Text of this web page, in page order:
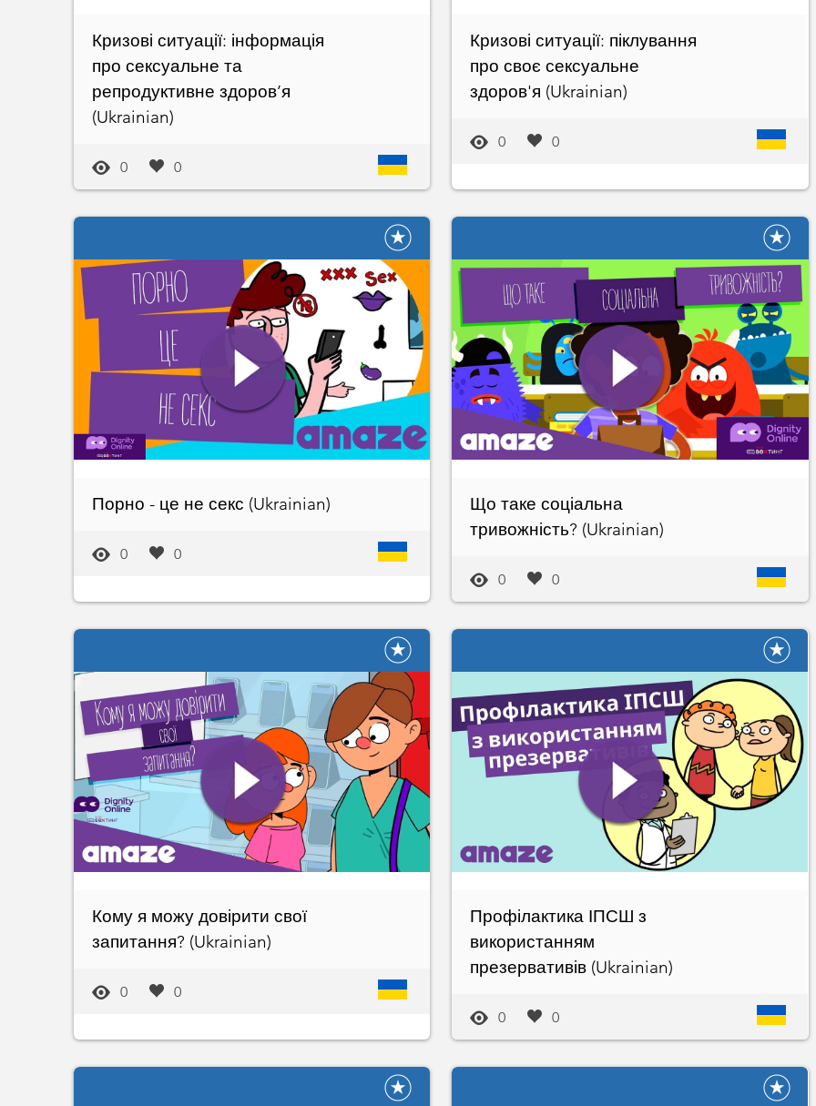
Кризові ситуації: інформація
про сексуальне та
репродуктивне здоров’я
(Ukrainian)
0 0
Кризові ситуації: піклування
про своє сексуальне
здоров'я (Ukrainian)
0 0
Порно - це не секс (Ukrainian)
0 0
Що таке соціальна
тривожність? (Ukrainian)
0 0
Кому я можу довірити свої
запитання? (Ukrainian)
0 0
Профілактика ІПСШ з
використанням
презервативів (Ukrainian)
0 0